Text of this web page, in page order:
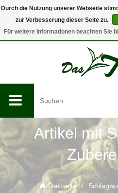
0
Artikel mit
Startseite /
Durch die Nutzung unserer Webseite
zur Verbesserung dieser Seite zu.
Für weitere Informationen beachten Sie